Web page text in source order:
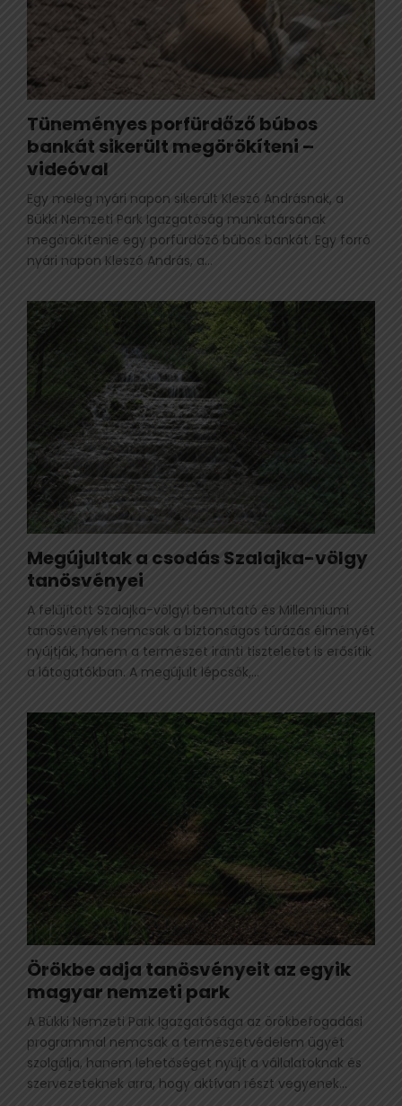
Tüneményes porfürdőző búbos
bankát sikerült megörökíteni –
videóval
Egy meleg nyári napon sikerült Kleszó Andrásnak, a
Bükki Nemzeti Park Igazgatóság munkatársának
megörökítenie egy porfürdőző búbos bankát. Egy forró
nyári napon Kleszó András, a...
Megújultak a csodás Szalajka-völgy
tanösvényei
A felújított Szalajka-völgyi bemutató és Millenniumi
tanösvények nemcsak a biztonságos túrázás élményét
nyújtják, hanem a természet iránti tiszteletet is erősítik
a látogatókban. A megújult lépcsők,...
Örökbe adja tanösvényeit az egyik
magyar nemzeti park
A Bükki Nemzeti Park Igazgatósága az örökbefogadási
programmal nemcsak a természetvédelem ügyét
szolgálja, hanem lehetőséget nyújt a vállalatoknak és
szervezeteknek arra, hogy aktívan részt vegyenek...